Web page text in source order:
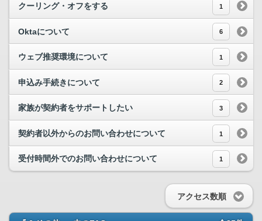
クーリング・オフをする 1
Oktaについて 6
ウェブ推奨環境について 1
申込み手続きについて 2
家族が契約者をサポートしたい 3
契約者以外からのお問い合わせについて 1
受付時間外でのお問い合わせについて 1
アクセス数順